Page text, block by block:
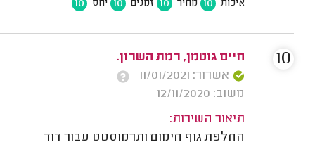
איכות 10 מחיר 10 זמנים 10 יחס 10
חיים גוטמן, רמת השרון.
אשרור: 11/01/2021
משוב: 12/11/2020
תיאור השירות:
החלפת גוף חימום ותרמוסטט עבור דוד
10